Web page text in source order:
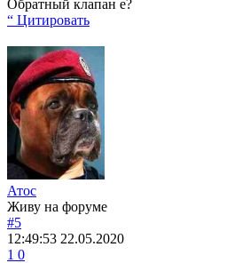
Обратный клапан е?
“ Цитировать
Атос
Живу на форуме
#5
12:49:53 22.05.2020
1 0